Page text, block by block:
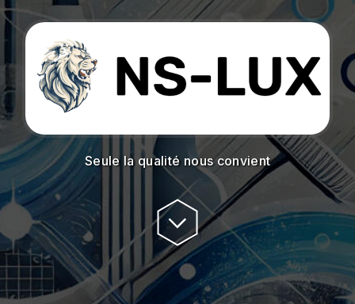
Seule la qualité nous convient